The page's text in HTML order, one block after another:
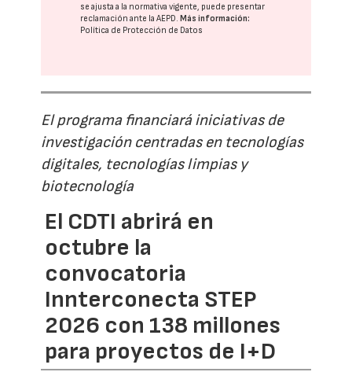
se ajusta a la normativa vigente, puede presentar
reclamación ante laAEPD.Más información:
Política de Protección de Datos
El programa financiará iniciativas de
investigación centradas en tecnologías
digitales, tecnologías limpias y
biotecnología
El CDTI abrirá en
octubre la
convocatoria
Innterconecta STEP
2026 con 138 millones
para proyectos de I+D